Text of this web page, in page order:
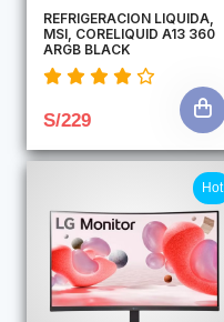
REFRIGERACION LIQUIDA,
MSI, CORELIQUID A13 360
ARGB BLACK
S/229
Hot